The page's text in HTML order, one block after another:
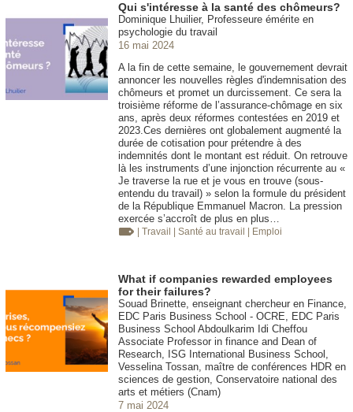
Qui s'intéresse à la santé des chômeurs?
Dominique Lhuilier, Professeure émérite en
psychologie du travail
16 mai 2024
A la fin de cette semaine, le gouvernement devrait
annoncer les nouvelles règles d'indemnisation des
chômeurs et promet un durcissement. Ce sera la
troisième réforme de l’assurance-chômage en six
ans, après deux réformes contestées en 2019 et
2023.Ces dernières ont globalement augmenté la
durée de cotisation pour prétendre à des
indemnités dont le montant est réduit. On retrouve
là les instruments d’une injonction récurrente au «
Je traverse la rue et je vous en trouve (sous-
entendu du travail) » selon la formule du président
de la République Emmanuel Macron. La pression
exercée s’accroît de plus en plus…
| Travail | Santé au travail | Emploi
What if companies rewarded employees
for their failures?
Souad Brinette, enseignant chercheur en Finance,
EDC Paris Business School - OCRE, EDC Paris
Business School Abdoulkarim Idi Cheffou
Associate Professor in finance and Dean of
Research, ISG International Business School,
Vesselina Tossan, maître de conférences HDR en
sciences de gestion, Conservatoire national des
arts et métiers (Cnam)
7 mai 2024